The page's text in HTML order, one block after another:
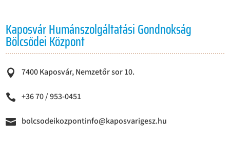
Kaposvár Humánszolgáltatási Gondnokság
Bölcsődei Központ
 7400 Kaposvár, Nemzetőr sor 10.
 +36 70 / 953-0451
 bolcsodeikozpontinfo@kaposvarigesz.hu